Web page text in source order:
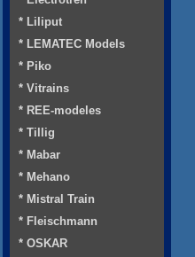
* Liliput
* LEMATEC Models
* Piko
* Vitrains
* REE-modeles
* Tillig
* Mabar
* Mehano
* Mistral Train
* Fleischmann
* OSKAR